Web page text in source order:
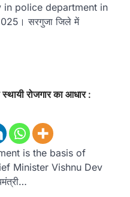
in police department in
सरगुजा जिले में
रोजगार का आधार :
is the basis of
Minister Vishnu Dev